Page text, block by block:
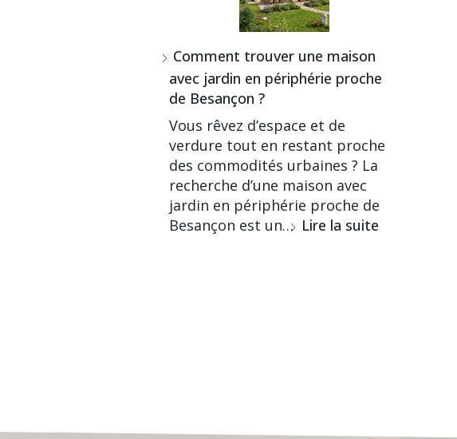
Comment trouver une maison
avec jardin en périphérie proche
de Besançon ?
Vous rêvez d’espace et de
verdure tout en restant proche
des commodités urbaines ? La
recherche d’une maison avec
jardin en périphérie proche de
Besançon est un… Lire la suite